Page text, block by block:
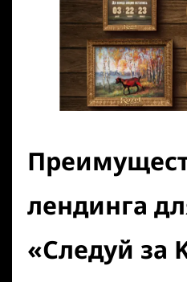
лендинга
«Следуй за